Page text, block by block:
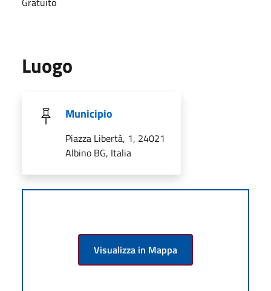
Luogo
Municipio
Piazza Libertà, 1, 24021
Albino BG, Italia
Visualizza in Mappa